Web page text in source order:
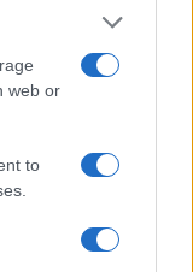
web or
to
energetica;
nelle curve e
efficace
potente ma
efficiente,
loro finestra.
devono
è semplice: